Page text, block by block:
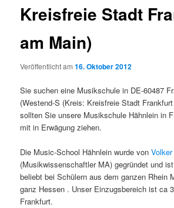
Kreisfreie Stadt
am Main)
Veröffentlicht am16. Oktober 2012
Sie suchen eine Musikschule in DE-60487
(Westend-S (Kreis: Kreisfreie Stadt
sollten Sie unsere Musikschule Hähnlein in
mit in Erwägung ziehen.
Die Music-School Hähnlein wurde vonVolker
(Musikwissenschaftler MA) gegründet und
beliebt bei Schülern aus dem ganzen Rhein
ganz Hessen . Unser Einzugsbereich ist ca
Frankfurt.